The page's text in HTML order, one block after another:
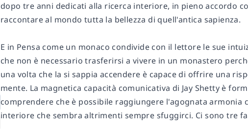
dopo tre anni dedicati alla ricerca interiore, in pieno accordo
raccontare al mondo tutta la bellezza di quell'antica sapienza.
E in Pensa come un monaco condivide con il lettore le sue
che non è necessario trasferirsi a vivere in un monastero
una volta che la si sappia accendere è capace di offrire una
mente. La magnetica capacità comunicativa di Jay Shetty è
comprendere che è possibile raggiungere l'agognata
interiore che sembra altrimenti sempre sfuggirci. Ci sono tre